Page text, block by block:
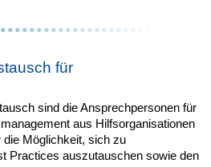
für
sind die Ansprechpersonen für
aus Hilfsorganisationen
die Möglichkeit, sich zu
Practices auszutauschen sowie den